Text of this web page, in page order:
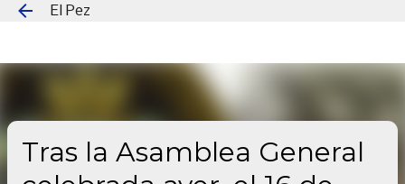
El Pez
Tras la Asamblea General